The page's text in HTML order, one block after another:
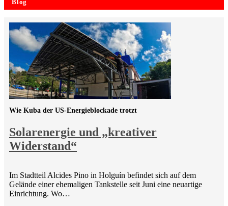
Blog
Solarenergie und „kreativer
Widerstand“
Wie Kuba der US-Energieblockade trotzt
Im Stadtteil Alcides Pino in Holguín befindet sich auf dem
Gelände einer ehemaligen Tankstelle seit Juni eine neuartige
Einrichtung. Wo…